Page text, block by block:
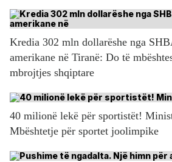
Kredia 302 mln dollarëshe nga
amerikane në Tiranë: Do të
mbrojtjes shqiptare
40 milionë lekë për sportistët!
Mbështetje për sportet joolimpike